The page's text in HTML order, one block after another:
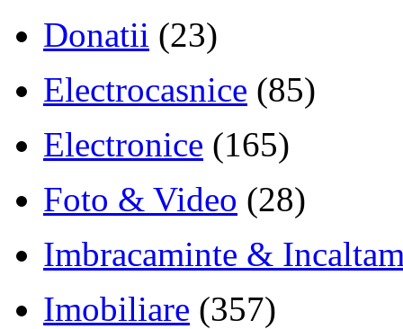
Donatii (23)
Electrocasnice (85)
Electronice (165)
Foto & Video (28)
Imbracaminte &
Imobiliare (357)